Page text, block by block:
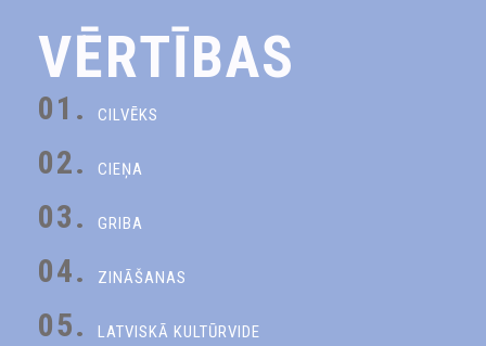
VĒRTĪBAS
01. CILVĒKS
02. CIEŅA
03. GRIBA
04. ZINĀŠANAS
05. LATVISKĀ KULTŪRVIDE